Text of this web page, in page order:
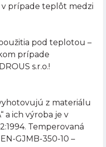
prípade teplôt medzi
pod teplotou –
prípade
s.r.o.!
z materiálu
a ich výroba je v
Temperovaná
GJMB-350-10 –